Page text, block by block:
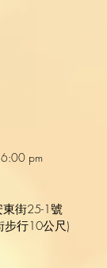
pm​​
街25-1號
步行10公尺)